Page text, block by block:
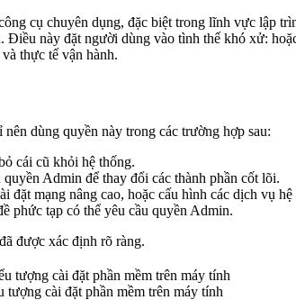
cụ chuyên dụng, đặc biệt trong lĩnh vực lập
này đặt người dùng vào tình thế khó xử:
thực tế vận hành.
dùng quyền này trong các trường hợp sau:
cái cũ khỏi hệ thống.
Admin để thay đổi các thành phần cốt lõi.
mạng nâng cao, hoặc cấu hình các dịch vụ hệ
phức tạp có thể yêu cầu quyền Admin.
được xác định rõ ràng.
tượng cài đặt phần mềm trên máy tính